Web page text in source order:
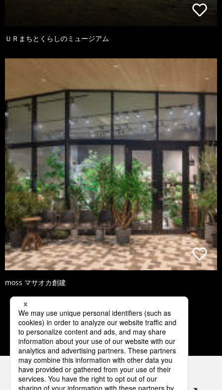
ＵＲまちとくらしのミュージアム
moss マサオカ創建
1 2 3 4 5
パナソニックの電気設備 SNSアカウント